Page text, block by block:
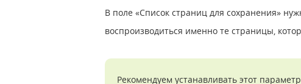
В поле «Список страниц для сохранения»
воспроизводиться именно те страницы,
Рекомендуем устанавливать этот